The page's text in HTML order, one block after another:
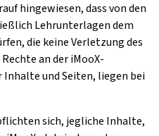
hingewiesen, dass von den
Lehrunterlagen dem
die keine Verletzung des
an der iMooX-
und Seiten, liegen bei
sich, jegliche Inhalte,